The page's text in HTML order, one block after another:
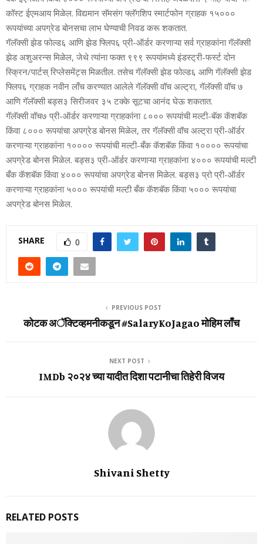
कॉस्‍ट ईएमआय मिळेल. विद्यमान सॅमसंग फ्लॅगशिप स्‍मार्टफोन ग्राहक १५०००
रूपयांच्‍या अपग्रेड बोनसचा लाभ घेण्‍याची निवड करू शकतात.
गॅलॅक्‍सी झेड फोल्‍ड६ आणि झेड फ्लिप६ प्री-ऑर्डर करणाऱ्या सर्व ग्राहकांना गॅलॅक्‍सी
झेड अशुअरन्‍स मिळेल, जेथे त्‍यांना फक्‍त ९९९ रूपयांमध्‍ये इंडस्ट्री-फर्स्‍ट दोन
स्क्रिन/पार्टस् रिप्‍लेसमेंट्स मिळतील. तसेच गॅलॅक्‍सी झेड फोल्‍ड६ आणि गॅलॅक्‍सी झेड
फ्लिप६ ग्राहक नवीन लाँच करण्‍यात आलेले गॅलॅक्‍सी वॉच अल्‍ट्रा, गॅलॅक्‍सी वॉच ७
आणि गॅलॅक्‍स‍‍ी बड्स३ सिरीजवर ३५ टक्‍के सूटचा आनंद घेऊ शकतात.
गॅलॅक्‍सी वॉच७ प्री-ऑर्डर करणाऱ्या ग्राहकांना ८००० रूपयांची मल्‍टी-बॅक कॅशबॅक
किंवा ८००० रूपयांचा अपग्रेड बोनस मिळेल, तर गॅलॅक्‍सी वॉच अल्‍ट्रा प्री-ऑर्डर
करणाऱ्या ग्राहकांना १०००० रूपयांची मल्‍टी-बँक कॅशबॅक किंवा १०००० रूपयांचा
अपग्रेड बोनस मिळेल. बड्स३ प्री-ऑर्डर करणाऱ्या ग्राहकांना ४००० रूपयांची मल्‍टी
बँक कॅशबॅक किंवा ४००० रूपयांचा अपग्रेड बोनस मिळेल. बड्स३ प्रो प्री-ऑर्डर
करणाऱ्या ग्राहकांना ५००० रूपयांची मल्‍टी बँक कॅशबॅक किंवा ५००० रूपयांचा
अपग्रेड बोनस मिळेल.
SHARE 0
PREVIOUS POST
कोटक अॅक्टिव्‍हमनीकडून #SalaryKoJagao मोहिम लाँच
NEXT POST
IMDb २०२४ च्या यादीत दिशा पटानीचा तिहेरी विजय
Shivani Shetty
RELATED POSTS